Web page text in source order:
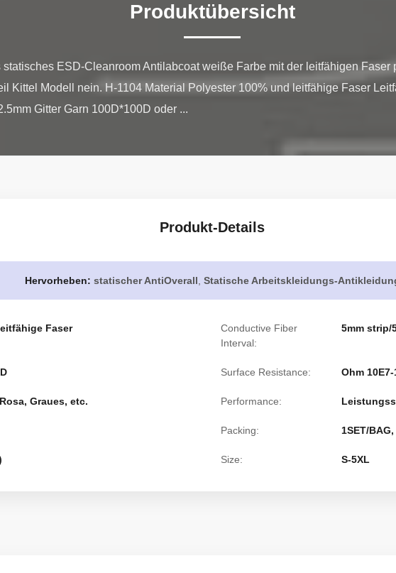
Produktübersicht
ESD-Cleanroom Antilabcoat weiße Farbe mit der leitfähigen Faser
Kittel Modell nein. H-1104 Material Polyester 100% und leitfähige Faser
Gitter Garn 100D*100D oder ...
Produkt-Details
Hervorheben: statischer AntiOverall Statische Arbeitskleidungs-
Faser
Conductive Fiber
Interval:
5mm strip/
Surface Resistance: Ohm 10E7-
Graues, etc. Performance:
Packing: 1SET/
Size: S-5XL